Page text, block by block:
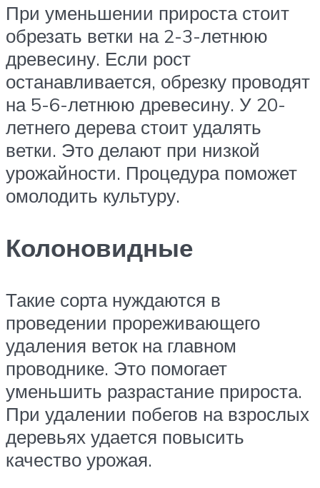
При уменьшении прироста стоит
обрезать ветки на 2-3-летнюю
древесину. Если рост
останавливается, обрезку проводят
на 5-6-летнюю древесину. У 20-
летнего дерева стоит удалять
ветки. Это делают при низкой
урожайности. Процедура поможет
омолодить культуру.
Колоновидные
Такие сорта нуждаются в
проведении прореживающего
удаления веток на главном
проводнике. Это помогает
уменьшить разрастание прироста.
При удалении побегов на взрослых
деревьях удается повысить
качество урожая.